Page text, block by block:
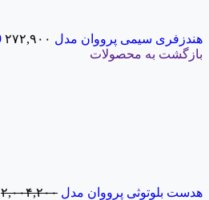
هندزفری سیمی پرووان مدل PHF3909 ۲۷۲,۹۰۰
بازگشت به محصولات
هدست بلوتوثی پرووان مدل PHB3570 ۲,۰۰۴,۲۰۰